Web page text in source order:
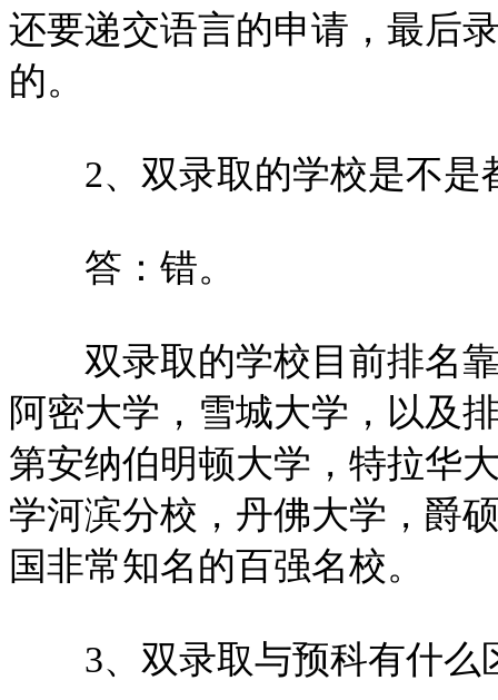
还要递交语言的申请，最后
的。
2、双录取的学校是不是
答：错。
双录取的学校目前排名靠
阿密大学，雪城大学，以及
第安纳伯明顿大学，特拉华
学河滨分校，丹佛大学，爵
国非常知名的百强名校。
3、双录取与预科有什么